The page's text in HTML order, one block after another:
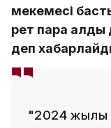
мекемесі
рет пара алды
деп
"2024